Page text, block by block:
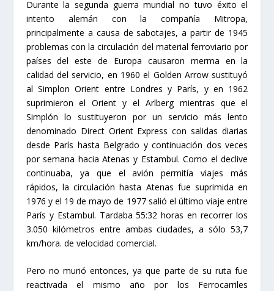
Durante la segunda guerra mundial no tuvo éxito el
intento alemán con la compañía Mitropa,
principalmente a causa de sabotajes, a partir de 1945
problemas con la circulación del material ferroviario por
países del este de Europa causaron merma en la
calidad del servicio, en 1960 el Golden Arrow sustituyó
al Simplon Orient entre Londres y París, y en 1962
suprimieron el Orient y el Arlberg mientras que el
Simplón lo sustituyeron por un servicio más lento
denominado Direct Orient Express con salidas diarias
desde París hasta Belgrado y continuación dos veces
por semana hacia Atenas y Estambul. Como el declive
continuaba, ya que el avión permitía viajes más
rápidos, la circulación hasta Atenas fue suprimida en
1976 y el 19 de mayo de 1977 salió el último viaje entre
París y Estambul. Tardaba 55:32 horas en recorrer los
3.050 kilómetros entre ambas ciudades, a sólo 53,7
km/hora. de velocidad comercial.
Pero no murió entonces, ya que parte de su ruta fue
reactivada el mismo año por los Ferrocarriles